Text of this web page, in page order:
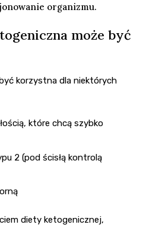
organizmu.
może być
korzystna dla niektórych
które chcą szybko
2 (pod ścisłą kontrolą
diety ketogenicznej,